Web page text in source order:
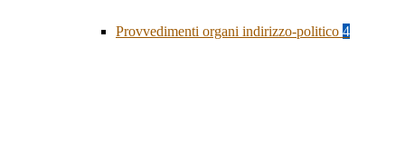
Provvedimenti organi indirizzo-politico 4